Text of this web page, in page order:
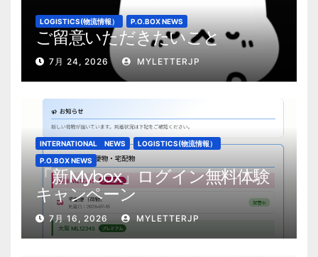
LOGISTICS(物流情報） P.O.BOX NEWS
ご留意いただきたいこと
7月 24, 2026 MYLETTERJP
INTERNATIONAL NEWS
LOGISTICS(物流情報）
P.O.BOX NEWS
「新Mybox」ログイン無料体験
キャンペーン
7月 16, 2026 MYLETTERJP